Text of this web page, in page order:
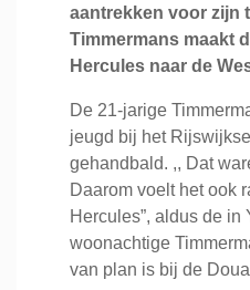
aantrekken voor zijn
Timmermans maakt
Hercules naar de
De 21-jarige
jeugd bij het
gehandbald. ,, Dat
Daarom voelt het ook
Hercules”, aldus de in
woonachtige
van plan is bij de